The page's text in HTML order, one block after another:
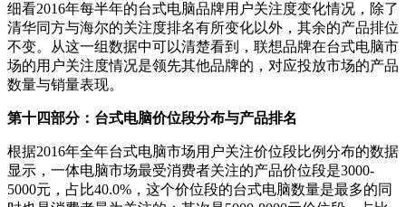
细看2016年每半年的台式电脑品牌用户关注度变化情况，除了
清华同方与海尔的关注度排名有所变化以外，其余的产品排位
不变。从这一组数据中可以清楚看到，联想品牌在台式电脑市
场的用户关注度情况是领先其他品牌的，对应投放市场的产品
数量与销量表现。
第十四部分：台式电脑价位段分布与产品排名
根据2016年全年台式电脑市场用户关注价位段比例分布的数据
显示，一体电脑市场最受消费者关注的产品价位段是3000-
5000元，占比40.0%，这个价位段的台式电脑数量是最多的同